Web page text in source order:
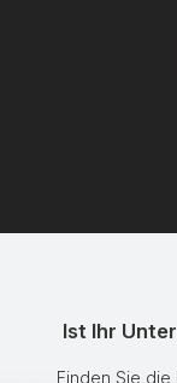
Ist Ihr
Finden Sie